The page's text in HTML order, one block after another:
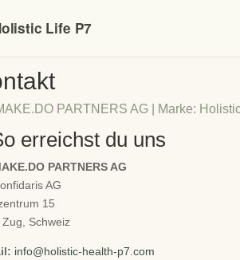
Life P7
PARTNERS AG | Marke:
erreichst du uns
PARTNERS AG
AG
15
Schweiz
info@holistic-health-p7.com